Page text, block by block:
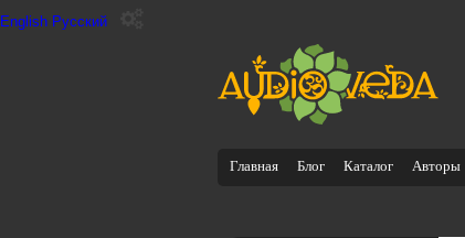
English Русский
Главная Блог Каталог Авторы